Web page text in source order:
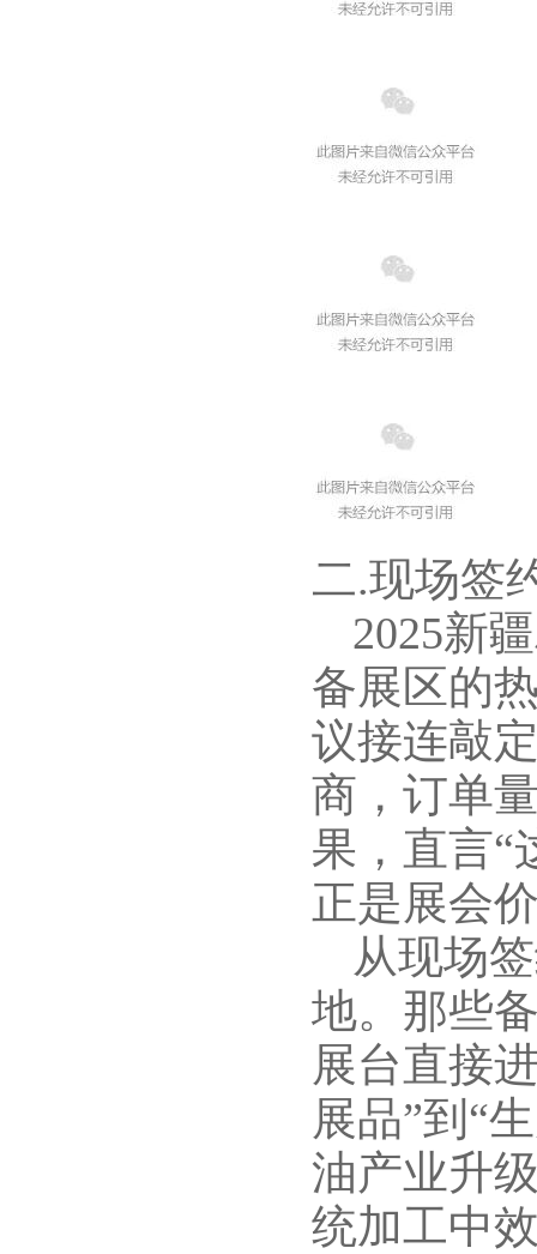
二.现场签
2025新
备展区的
议接连敲
商，订单
果，直言
正是展会
从现场
地。那些
展台直接
展品”到“
油产业升
统加工中